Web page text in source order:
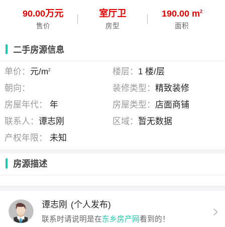
90.00万元
售价
室厅卫
房型
190.00 m2
面积
二手房源信息
单价： 元/m2 楼层： 1 楼/层
朝向：
装修类型： 精致装修
房屋年代：
年 房屋类型： 店面商铺
联系人：谭志刚 区域： 暂无数据
产权年限：
未知
房源描述
谭志刚 (个人发布)
联系时请说明是在东乡房产网看到的！